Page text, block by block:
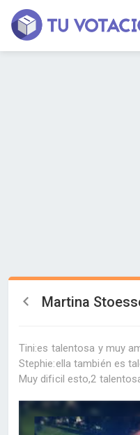
Martina
Tini:es talentosa y muy
Stephie:ella también es
Muy dificil esto,2